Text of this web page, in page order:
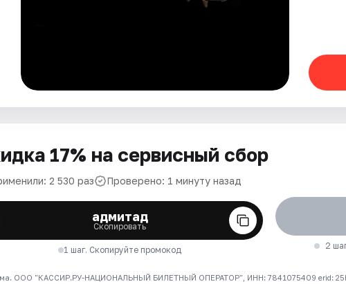
17% на сервисный сбор
2 530 раз Проверено: 1 минуту назад
адмитад
Скопировать
1 шаг. Скопируйте промокод
2
ООО "КАССИР.РУ-НАЦИОНАЛЬНЫЙ БИЛЕТНЫЙ ОПЕРАТОР", ИНН: 7841075409 erid: